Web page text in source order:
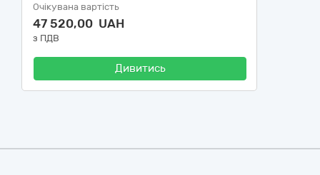
Очікувана вартість
47 520,00 UAH
з ПДВ
Дивитись